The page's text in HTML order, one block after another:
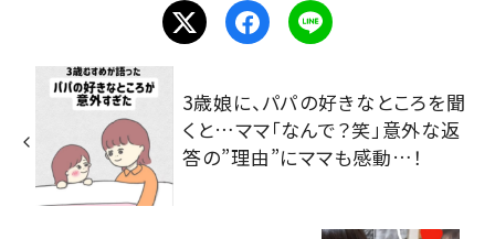
3歳娘に、パパの好きなところを聞
くと…ママ「なんで？笑」意外な返
答の”理由”にママも感動…！